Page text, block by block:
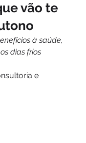
vão te
à saúde,
dias frios
e